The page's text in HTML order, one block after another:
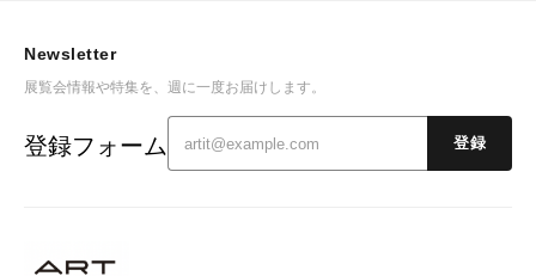
Newsletter
展覧会情報や特集を、週に一度お届けします。
登録フォーム 登録